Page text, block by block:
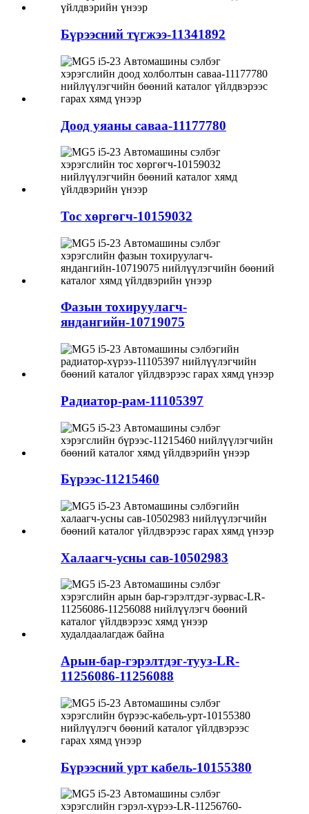
Бүрээсний түгжээ-11341892
Доод уяаны саваа-11177780
Тос хөргөгч-10159032
Фазын тохируулагч-
яндангийн-10719075
Радиатор-рам-11105397
Бүрээс-11215460
Халаагч-усны сав-10502983
Арын-бар-гэрэлтдэг-тууз-LR-
11256086-11256088
Бүрээсний урт кабель-10155380